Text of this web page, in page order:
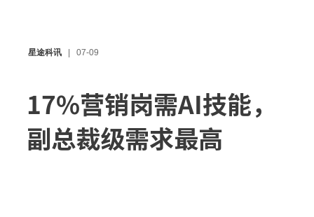
星途科讯 07-09
17%营销岗需AI技能，
副总裁级需求最高